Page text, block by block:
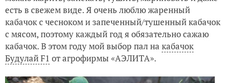
есть в свежем виде. Я очень люблю жаренный
кабачок с чесноком и запеченный/тушенный кабачок
с мясом, поэтому каждый год я обязательно сажаю
кабачок. В этом году мой выбор пал на кабачок
Будулай F1 от агрофирмы «АЭЛИТА».